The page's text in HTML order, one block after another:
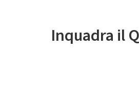
Inquadra il